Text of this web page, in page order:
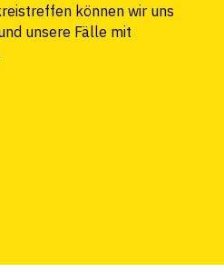
können wir uns
unsere Fälle mit